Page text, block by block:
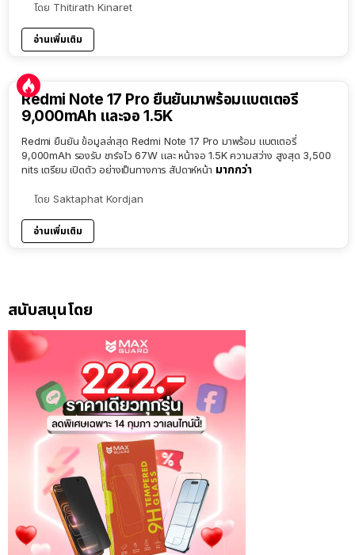
โดย Thitirath Kinaret
อ่านเพิ่มเติม
Redmi Note 17 Pro ยืนยันมาพร้อมแบตเตอรี่
9,000mAh และจอ 1.5K
Redmi ยืนยัน ข้อมูลล่าสุด Redmi Note 17 Pro มาพร้อม แบตเตอรี่
9,000mAh รองรับ ชาร์จไว 67W และ หน้าจอ 1.5K ความสว่าง สูงสุด 3,500
nits เตรียม เปิดตัว อย่างเป็นทางการ สัปดาห์หน้า มากกว่า
โดย Saktaphat Kordjan
อ่านเพิ่มเติม
สนับสนุนโดย